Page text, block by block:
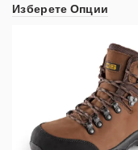
Изберете Опции